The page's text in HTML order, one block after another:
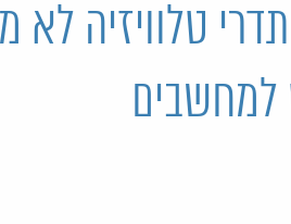
טלוויזיה לא
למחשבים